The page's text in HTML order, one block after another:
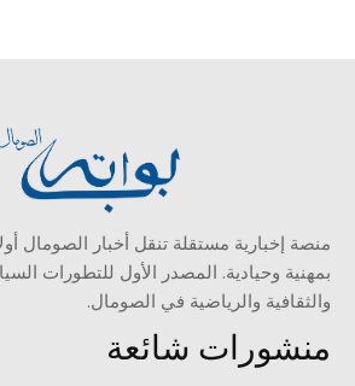
منصة إخبارية مستقلة تنقل أخبار الصومال
بمهنية وحيادية. المصدر الأول للتطورات
والثقافية والرياضية في الصومال.
منشورات شائعة